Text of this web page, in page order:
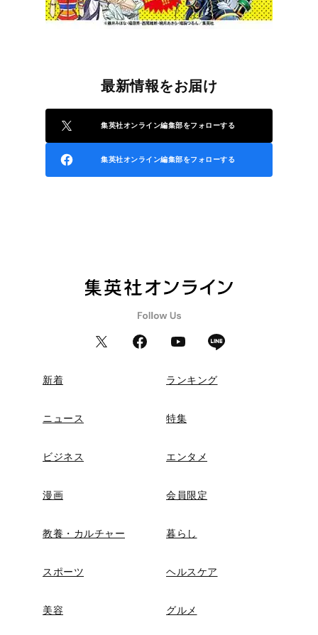
最新情報をお届け
集英社オンライン編集部をフォローする
集英社オンライン編集部をフォローする
新着 ランキング
ニュース 特集
ビジネス エンタメ
漫画 会員限定
教養・カルチャー 暮らし
スポーツ ヘルスケア
美容 グルメ